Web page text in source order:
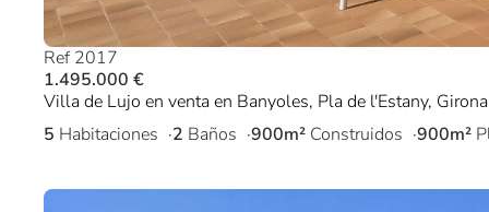
Ref 2017
1.495.000 €
Villa de Lujo en venta en Banyoles, Pla de l'Estany, Girona
5 Habitaciones 2 Baños 900m² Construidos 900m²